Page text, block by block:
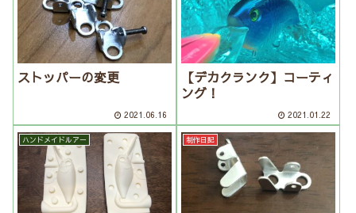
ストッパーの変更
2021.06.16
【デカクランク】コーティ
ング！
2021.01.22
ハンドメイドルアー 制作日記